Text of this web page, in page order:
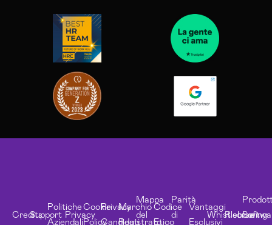
CreditsSupport
Politiche
Aziendali
Privacy
Cookie
Policy
Privacy
Candidati
Marchio
Registrato
Mappa
del
Codice
Etico
Parità
di
Vantaggi
Esclusivi
Whistleblowing
Risorse